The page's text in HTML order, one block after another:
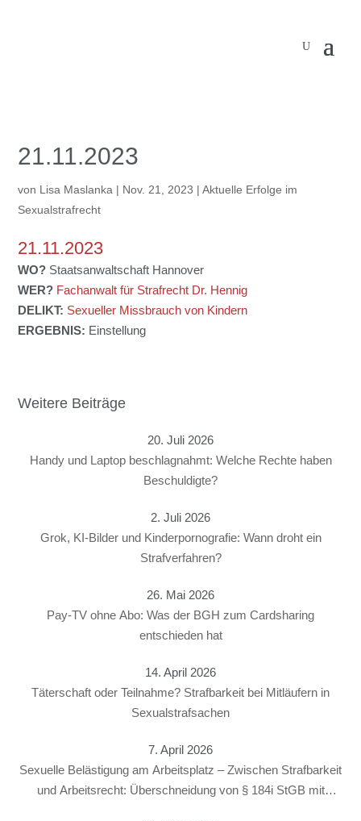
21.11.2023
von Lisa Maslanka | Nov. 21, 2023 |Aktuelle Erfolge im
Sexualstrafrecht
21.11.2023
WO? Staatsanwaltschaft Hannover
WER? Fachanwalt für Strafrecht Dr. Hennig
DELIKT: Sexueller Missbrauch von Kindern
ERGEBNIS: Einstellung
Weitere Beiträge
20. Juli 2026
Handy und Laptop beschlagnahmt: Welche Rechte haben
Beschuldigte?
2. Juli 2026
Grok, KI-Bilder und Kinderpornografie: Wann droht ein
Strafverfahren?
26. Mai 2026
Pay-TV ohne Abo: Was der BGH zum Cardsharing
entschieden hat
14. April 2026
Täterschaft oder Teilnahme? Strafbarkeit bei Mitläufern in
Sexualstrafsachen
7. April 2026
Sexuelle Belästigung am Arbeitsplatz – Zwischen Strafbarkeit
und Arbeitsrecht: Überschneidung von § 184i StGB mit